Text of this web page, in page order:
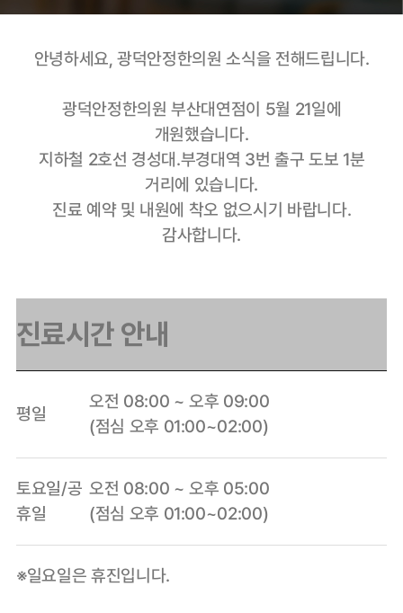
안녕하세요, 광덕안정한의원 소식을 전해드립니다.
광덕안정한의원 부산대연점이 5월 21일에
개원했습니다.
지하철 2호선 경성대.부경대역 3번 출구 도보 1분
거리에 있습니다.
진료 예약 및 내원에 착오 없으시기 바랍니다.
감사합니다.
진료시간 안내
평일
오전 08:00 ~ 오후 09:00
(점심 오후 01:00~02:00)
토요일/공
휴일
오전 08:00 ~ 오후 05:00
(점심 오후 01:00~02:00)
※일요일은 휴진입니다.